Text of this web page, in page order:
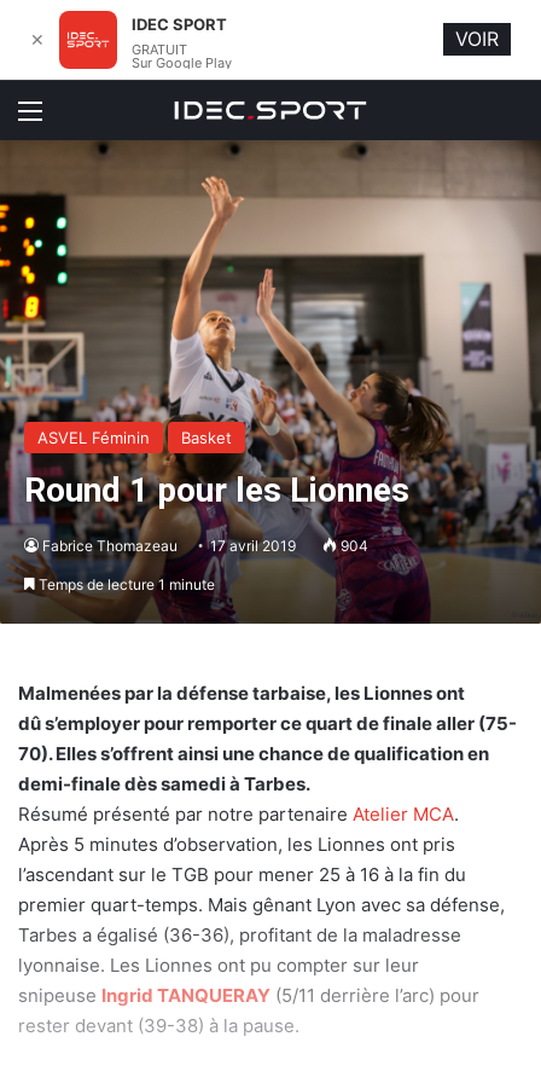
Menu
ASVEL Féminin Basket
Round 1 pour les Lionnes
Fabrice Thomazeau 17 avril 2019 904
Temps de lecture 1 minute
Malmenées par la défense tarbaise, les Lionnes ont
dû s’employer pour remporter ce quart de finale aller (75-
70). Elles s’offrent ainsi une chance de qualification en
demi-finale dès samedi à Tarbes.
Résumé présenté par notre partenaire Atelier MCA.
Après 5 minutes d’observation, les Lionnes ont pris
l’ascendant sur le TGB pour mener 25 à 16 à la fin du
premier quart-temps. Mais gênant Lyon avec sa défense,
Tarbes a égalisé (36-36), profitant de la maladresse
lyonnaise. Les Lionnes ont pu compter sur leur
snipeuse Ingrid TANQUERAY (5/11 derrière l’arc) pour
rester devant (39-38) à la pause.
✕
IDEC SPORT
GRATUIT
Sur Google Play
VOIR